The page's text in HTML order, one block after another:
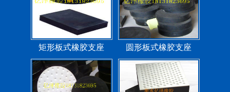
矩形板式橡胶支座 圆形板式橡胶支座